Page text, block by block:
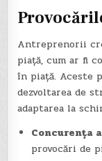
Antreprenorii
piață, cum ar fi
în piață. Aceste
dezvoltarea de
adaptarea la
Concurența
provocări de